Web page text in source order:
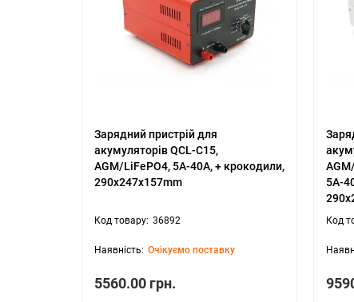
Зарядний пристрій для
акумуляторів QCL-C15,
AGM/LiFePO4, 5А-40А, + крокодили,
290x247x157mm
36892
Очікуємо поставку
5560.00 грн.
5А-